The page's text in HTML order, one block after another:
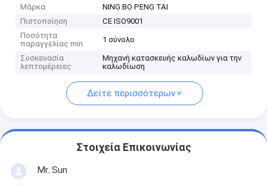
Μάρκα
NING BO PENG TAI
Πιστοποίηση
CE ISO9001
Ποσότητα
παραγγελίας min
1 σύνολο
Συσκευασία
λεπτομέρειες
Μηχανή κατασκευής καλωδίων για την
καλωδίωση
Δείτε περισσότερων
Στοιχεία Επικοινωνίας
Mr. Sun